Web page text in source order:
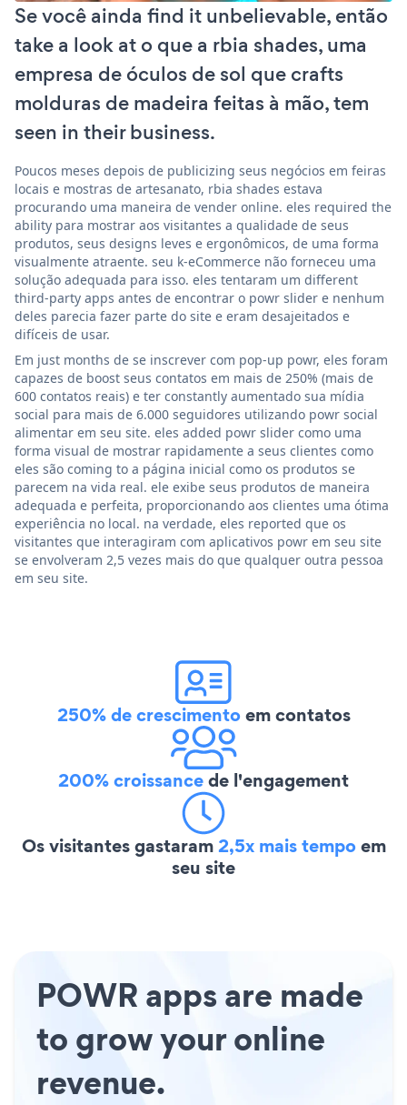
Se você ainda find it unbelievable, então
take a look at o que a rbia shades, uma
empresa de óculos de sol que crafts
molduras de madeira feitas à mão, tem
seen in their business.
Poucos meses depois de publicizing seus negócios em feiras
locais e mostras de artesanato, rbia shades estava
procurando uma maneira de vender online. eles required the
ability para mostrar aos visitantes a qualidade de seus
produtos, seus designs leves e ergonômicos, de uma forma
visualmente atraente. seu k-eCommerce não forneceu uma
solução adequada para isso. eles tentaram um different
third-party apps antes de encontrar o powr slider e nenhum
deles parecia fazer parte do site e eram desajeitados e
difíceis de usar.
Em just months de se inscrever com pop-up powr, eles foram
capazes de boost seus contatos em mais de 250% (mais de
600 contatos reais) e ter constantly aumentado sua mídia
social para mais de 6.000 seguidores utilizando powr social
alimentar em seu site. eles added powr slider como uma
forma visual de mostrar rapidamente a seus clientes como
eles são coming to a página inicial como os produtos se
parecem na vida real. ele exibe seus produtos de maneira
adequada e perfeita, proporcionando aos clientes uma ótima
experiência no local. na verdade, eles reported que os
visitantes que interagiram com aplicativos powr em seu site
se envolveram 2,5 vezes mais do que qualquer outra pessoa
em seu site.
250% de crescimentoem contatos
200% croissancede l'engagement
Os visitantes gastaram2,5x mais tempoem
seu site
POWR apps are made
to grow your online
revenue.